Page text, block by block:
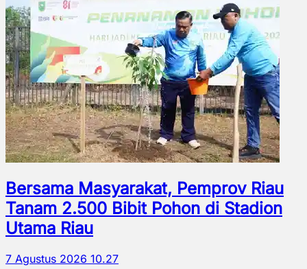
Bersama Masyarakat, Pemprov Riau
Tanam 2.500 Bibit Pohon di Stadion
Utama Riau
7 Agustus 2026 10.27